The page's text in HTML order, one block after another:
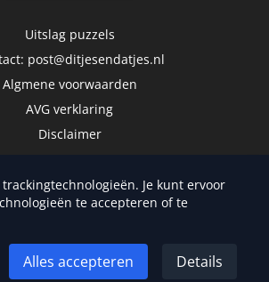
Uitslag puzzels
post@ditjesendatjes.nl
Algmene voorwaarden
AVG verklaring
Disclaimer
Je kunt ervoor
te accepteren of te
Alles accepteren Details